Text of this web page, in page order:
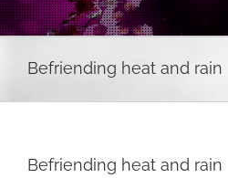
Befriending heat and rain
Befriending heat and rain